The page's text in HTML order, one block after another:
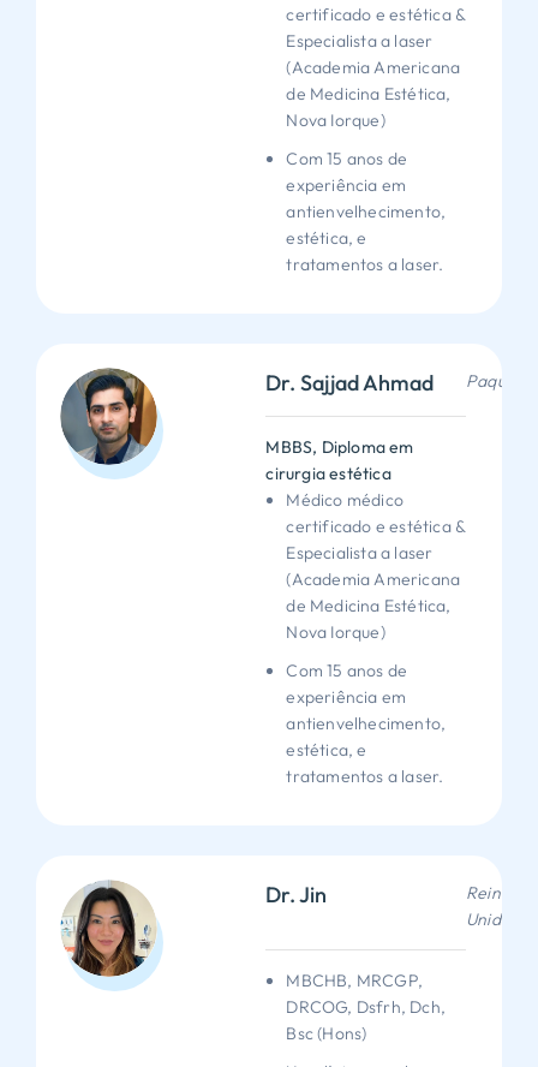
certificado e estética &
Especialista a laser
(Academia Americana
de Medicina Estética,
Nova Iorque)
Com 15 anos de
experiência em
antienvelhecimento,
estética, e
tratamentos a laser.
Dr. Sajjad Ahmad
MBBS, Diploma em
cirurgia estética
Médico médico
certificado e estética &
Especialista a laser
(Academia Americana
de Medicina Estética,
Nova Iorque)
Com 15 anos de
experiência em
antienvelhecimento,
estética, e
tratamentos a laser.
Dr. Jin
Reino
Unido
MBCHB, MRCGP,
DRCOG, Dsfrh, Dch,
Bsc (Hons)